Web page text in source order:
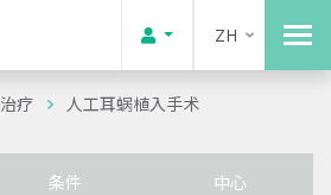
ZH
治疗 人工耳蜗植入手术
条件 中心